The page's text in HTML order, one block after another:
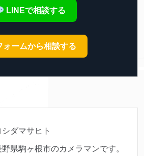
LINEで相談する
ォームから相談する
シダマサヒト
野県駒ヶ根市のカメラマンです。